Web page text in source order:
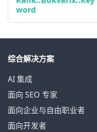
word
综合解决方案
AI 集成
面向 SEO 专家
面向企业与自由职业者
面向开发者